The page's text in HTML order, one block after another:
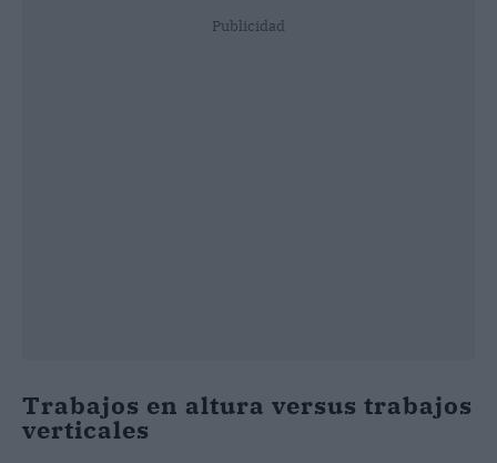
Publicidad
Trabajos en altura versus trabajos
verticales